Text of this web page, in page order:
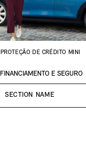
PROTEÇÃO DE CRÉDITO MINI
FINANCIAMENTO E SEGURO
SECTION NAME